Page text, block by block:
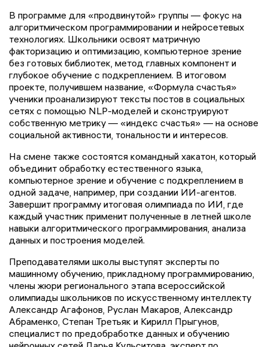
В программе для «продвинутой» группы — фокус на
алгоритмическом программировании и нейросетевых
технологиях. Школьники освоят матричную
факторизацию и оптимизацию, компьютерное зрение
без готовых библиотек, метод главных компонент и
глубокое обучение с подкреплением. В итоговом
проекте, получившем название, «Формула счастья»
ученики проанализируют тексты постов в социальных
сетях с помощью NLP-моделей и сконструируют
собственную метрику — «индекс счастья» — на основе
социальной активности, тональности и интересов.
На смене также состоятся командный хакатон, который
объединит обработку естественного языка,
компьютерное зрение и обучение с подкреплением в
одной задаче, например, при создании ИИ-агентов.
Завершит программу итоговая олимпиада по ИИ, где
каждый участник применит полученные в летней школе
навыки алгоритмического программирования, анализа
данных и построения моделей.
Преподавателями школы выступят эксперты по
машинному обучению, прикладному программированию,
члены жюри регионального этапа всероссийской
олимпиады школьников по искусственному интеллекту
Александр Агафонов, Руслан Макаров, Александр
Абраменко, Степан Третьяк и Кирилл Прыгунов,
специалист по предобработке данных и обучению